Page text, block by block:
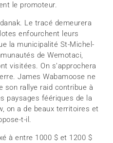
le promoteur.
Le tracé demeurera
enfourchent leurs
la municipalité St-Michel-
de Wemotaci,
visitées. On s’approchera
James Wabamoose ne
son rallye raid contribue à
paysages féériques de la
on a de beaux territoires et
t-il.
à entre 1000 $ et 1200 $